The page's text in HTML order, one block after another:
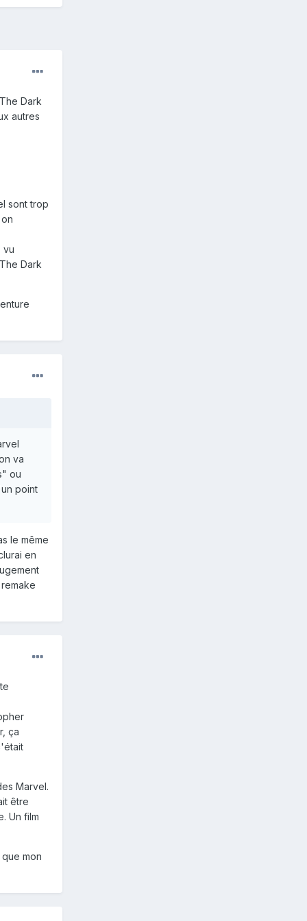
Dark
autres
sont trop
vu
Dark
va
ou
point
le même
en
ça
Marvel.
être
Un film
mon